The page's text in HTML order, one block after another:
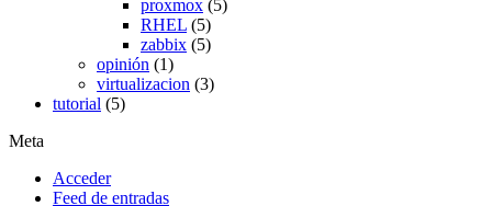
proxmox (5)
RHEL (5)
zabbix (5)
opinión (1)
virtualizacion (3)
tutorial (5)
Meta
Acceder
Feed de entradas